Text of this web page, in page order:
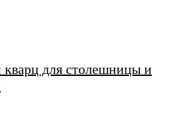
для столешницы и